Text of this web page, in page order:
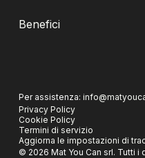
Benefici
Per assistenza:
Privacy Policy
Cookie Policy
Termini di servizio
Aggiorna le impostazioni di
© 2026 Mat You Can srl. Tutti i